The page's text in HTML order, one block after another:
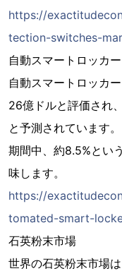
https://
tection-switches-
自動スマートロッカ
自動スマートロッカ
26億ドルと評価され
と予測されています
期間中、約8.5%とい
味します。
https://
tomated-smart-
石英粉末市場
世界の石英粉末市場